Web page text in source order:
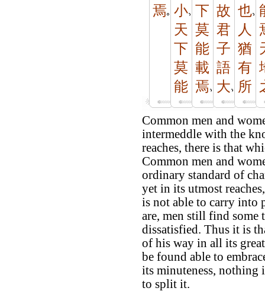
焉 小
天
下
莫
能
下
莫
能
載
焉
故
君
子
語
大
也
人
猶
有
所
Common men and
intermeddle with the
reaches, there is that
Common men and
ordinary standard of
yet in its utmost
is not able to carry into
are, men still find
dissatisfied. Thus it is
of his way in all its
be found able to
its minuteness,
to split it.